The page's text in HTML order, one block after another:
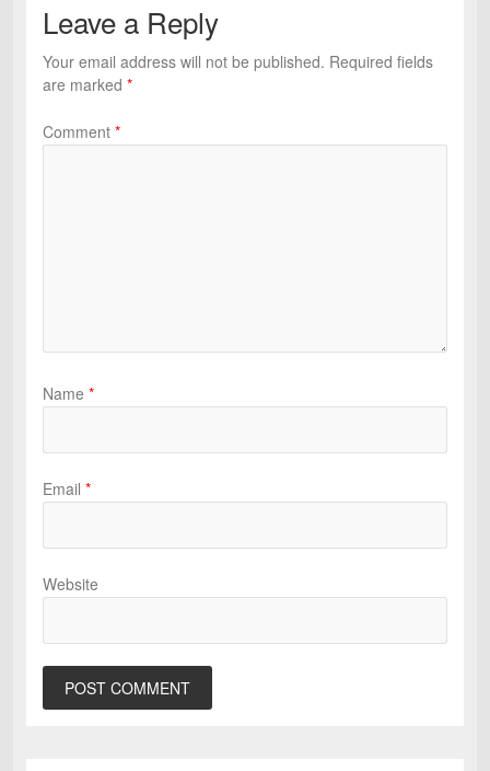
Leave a Reply
Your email address will not be published. Required fields
are marked *
Comment *
Name *
Email *
Website